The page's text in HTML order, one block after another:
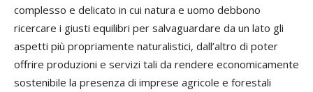
complesso e delicato in cui natura e uomo debbono
ricercare i giusti equilibri per salvaguardare da un lato gli
aspetti più propriamente naturalistici, dall’altro di poter
offrire produzioni e servizi tali da rendere economicamente
sostenibile la presenza di imprese agricole e forestali